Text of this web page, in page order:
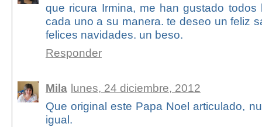
que ricura Irmina, me han gustado
cada uno a su manera. te deseo un feliz
felices navidades. un beso.
Responder
Mila lunes, 24 diciembre, 2012
Que original este Papa Noel articulado,
igual.